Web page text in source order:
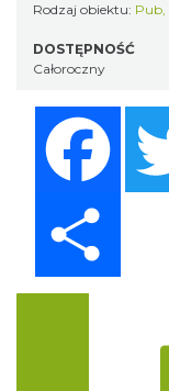
Rodzaj obiektu: Pub,
DOSTĘPNOŚĆ
Całoroczny